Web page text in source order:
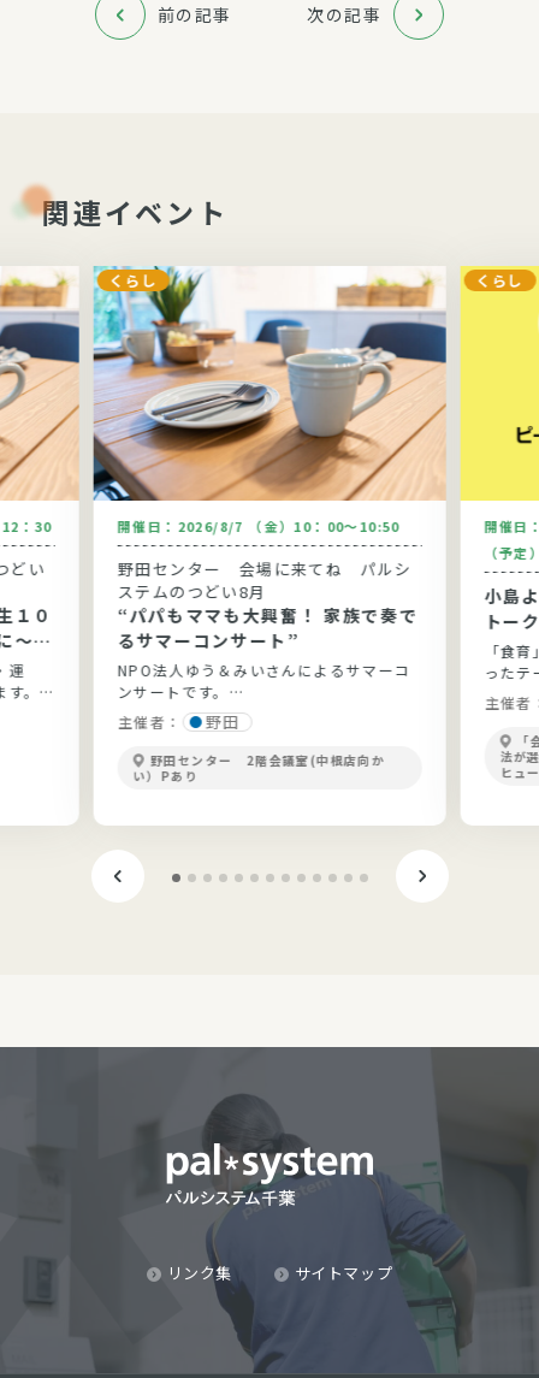
前の記事 次の記事
関連イベント
：30
どい
１０
～健
践
運
す。
くらし
開催日： 2026/8/7 （金）10：00～10:50
野田センター 会場に来てね パルシ
ステムのつどい8月
“パパもママも大興奮！ 家族で奏で
るサマーコンサート”
NPO法人ゆう＆みいさんによるサマーコ
ンサートです。
主催者：
野田
野田センター 2階会議室(中根店向か
い）Pあり
くらし
開催日
（予定
小島
トー
「食
ったテ
開！
主催者
法が
ヒュ
リンク集 サイトマップ